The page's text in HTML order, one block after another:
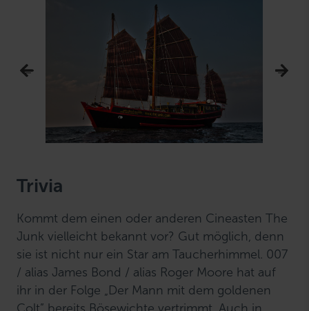
Trivia
Kommt dem einen oder anderen Cineasten The
Junk vielleicht bekannt vor? Gut möglich, denn
sie ist nicht nur ein Star am Taucherhimmel. 007
/ alias James Bond / alias Roger Moore hat auf
ihr in der Folge „Der Mann mit dem goldenen